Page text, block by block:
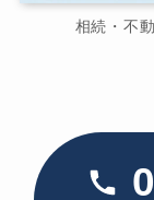
相続・不